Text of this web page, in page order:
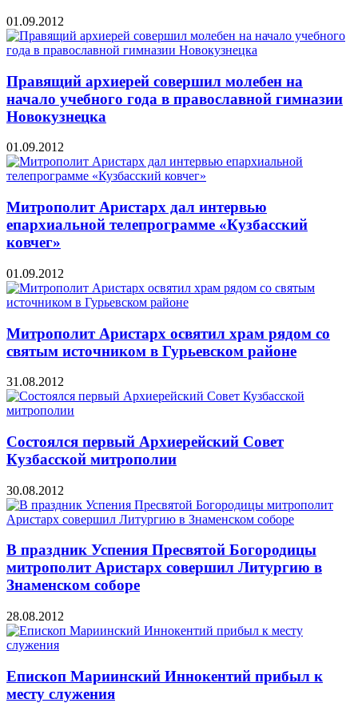
01.09.2012
Правящий архиерей совершил молебен на
начало учебного года в православной гимназии
Новокузнецка
01.09.2012
Митрополит Аристарх дал интервью
епархиальной телепрограмме «Кузбасский
ковчег»
01.09.2012
Митрополит Аристарх освятил храм рядом со
святым источником в Гурьевском районе
31.08.2012
Состоялся первый Архиерейский Совет
Кузбасской митрополии
30.08.2012
В праздник Успения Пресвятой Богородицы
митрополит Аристарх совершил Литургию в
Знаменском соборе
28.08.2012
Епископ Мариинский Иннокентий прибыл к
месту служения